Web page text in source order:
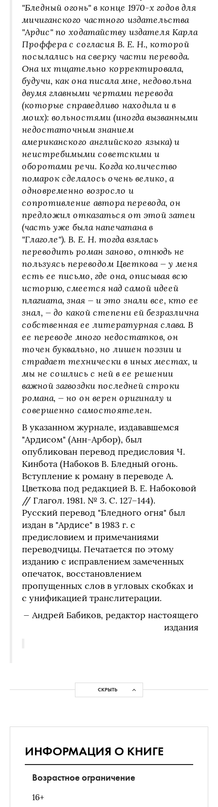
"Бледный огонь" в конце 1970‑х годов для
мичиганского частного издательства
"Ардис" по ходатайству издателя Карла
Проффера с согласия В. Е. Н., которой
посылались на сверку части перевода.
Она их тщательно корректировала,
будучи, как она писала мне, недовольна
двумя главными чертами перевода
(которые справедливо находила и в
моих): вольностями (иногда вызванными
недостаточным знанием
американского английского языка) и
неистребимыми советскими и
оборотами речи. Когда количество
помарок сделалось очень велико, а
одновременно возросло и
сопротивление автора перевода, он
предложил отказаться от этой затеи
(часть уже была напечатана в
"Глаголе"). В. Е. Н. тогда взялась
переводить роман заново, отнюдь не
пользуясь переводом Цветкова — у меня
есть ее письмо, где она, описывая всю
историю, смеется над самой идеей
плагиата, зная — и это знали все, кто ее
знал, — до какой степени ей безразлична
собственная ее литературная слава. В
ее переводе много недостатков, он
точен буквально, но лишен поэзии и
страдает технически в иных местах, и
мы не сошлись с ней в ее решении
важной загвоздки последней строки
романа, — но он верен оригиналу и
совершенно самостоятелен.
В указанном журнале, издававшемся
"Ардисом" (Анн-Арбор), был
опубликован перевод предисловия Ч.
Кинбота (Набоков В. Бледный огонь.
Вступление к роману в переводе А.
Цветкова под редакцией В. Е. Набоковой
// Глагол. 1981. № 3. С. 127–144).
Русский перевод "Бледного огня" был
издан в "Ардисе" в 1983 г. с
предисловием и примечаниями
переводчицы. Печатается по этому
изданию с исправлением замеченных
опечаток, восстановлением
пропущенных слов в угловых скобках и
с унификацией транслитерации.
— Андрей Бабиков, редактор настоящего
издания
СКРЫТЬ
ИНФОРМАЦИЯ О КНИГЕ
Возрастное ограничение
16+